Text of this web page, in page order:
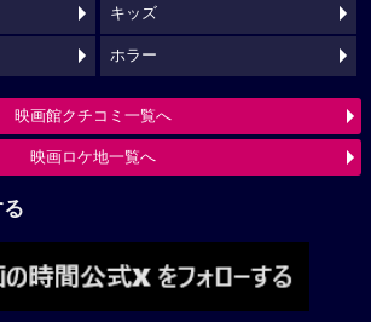
キッズ
ホラー
映画館クチコミ一覧へ
映画ロケ地一覧へ